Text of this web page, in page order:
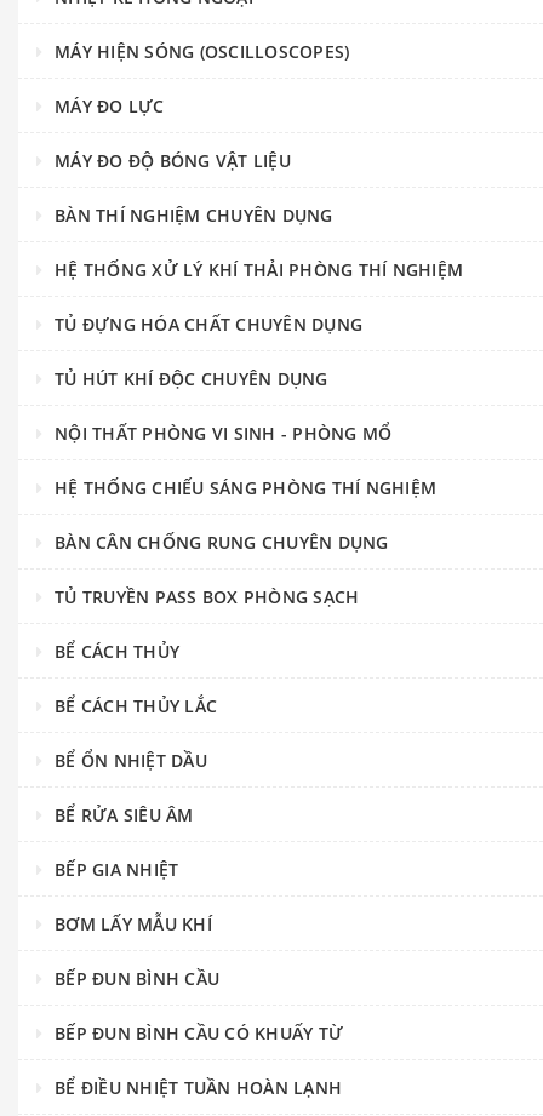
MÁY HIỆN SÓNG (OSCILLOSCOPES)
MÁY ĐO LỰC
MÁY ĐO ĐỘ BÓNG VẬT LIỆU
BÀN THÍ NGHIỆM CHUYÊN DỤNG
HỆ THỐNG XỬ LÝ KHÍ THẢI PHÒNG THÍ NGHIỆM
TỦ ĐỰNG HÓA CHẤT CHUYÊN DỤNG
TỦ HÚT KHÍ ĐỘC CHUYÊN DỤNG
NỘI THẤT PHÒNG VI SINH - PHÒNG MỔ
HỆ THỐNG CHIẾU SÁNG PHÒNG THÍ NGHIỆM
BÀN CÂN CHỐNG RUNG CHUYÊN DỤNG
TỦ TRUYỀN PASS BOX PHÒNG SẠCH
BỂ CÁCH THỦY
BỂ CÁCH THỦY LẮC
BỂ ỔN NHIỆT DẦU
BỂ RỬA SIÊU ÂM
BẾP GIA NHIỆT
BƠM LẤY MẪU KHÍ
BẾP ĐUN BÌNH CẦU
BẾP ĐUN BÌNH CẦU CÓ KHUẤY TỪ
BỂ ĐIỀU NHIỆT TUẦN HOÀN LẠNH